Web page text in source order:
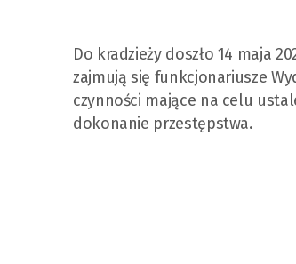
Do kradzieży doszło 14 maja
zajmują się funkcjonariusze
czynności mające na celu
dokonanie przestępstwa.